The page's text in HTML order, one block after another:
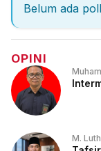
Belum ada
OPINI
M.